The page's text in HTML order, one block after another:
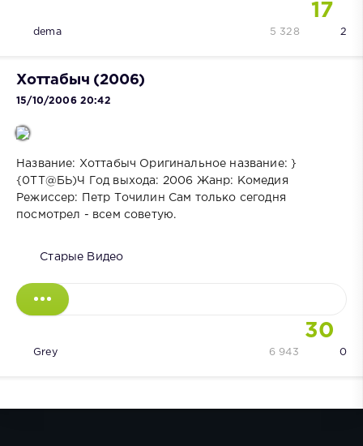
17
dema 2
5 328
Хоттабыч (2006)
15/10/2006 20:42
Название: Хоттабыч Оригинальное название: }
{0TT@БЬ)Ч Год выхода: 2006 Жанр: Комедия
Режиссер: Петр Точилин Сам только сегодня
посмотрел - всем советую.
Старые Видео
30
Grey 0
6 943